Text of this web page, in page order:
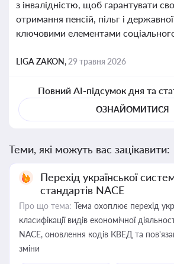
з інвалідністю, щоб гарантувати
отримання пенсій, пільг і
ключовими елементами
LIGA ZAKON, 29 травня 2026
Повний AI-підсумок дня та
ОЗНАЙОМИТИСЯ
Теми, які можуть вас зацікавити:
Перехід української
стандартів NACE
Про що тема: Тема охоплює перехід
класифікації видів економічної
NACE, оновлення кодів КВЕД та
зміни